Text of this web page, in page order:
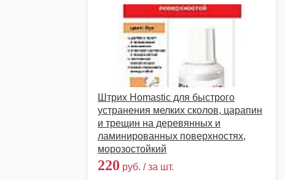
Штрих Homastic для быстрого
устранения мелких сколов, царапин
и трещин на деревянных и
ламинированных поверхностях,
морозостойкий
220 руб. / за шт.